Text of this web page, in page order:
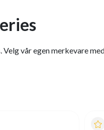
Velg vår egen merkevare